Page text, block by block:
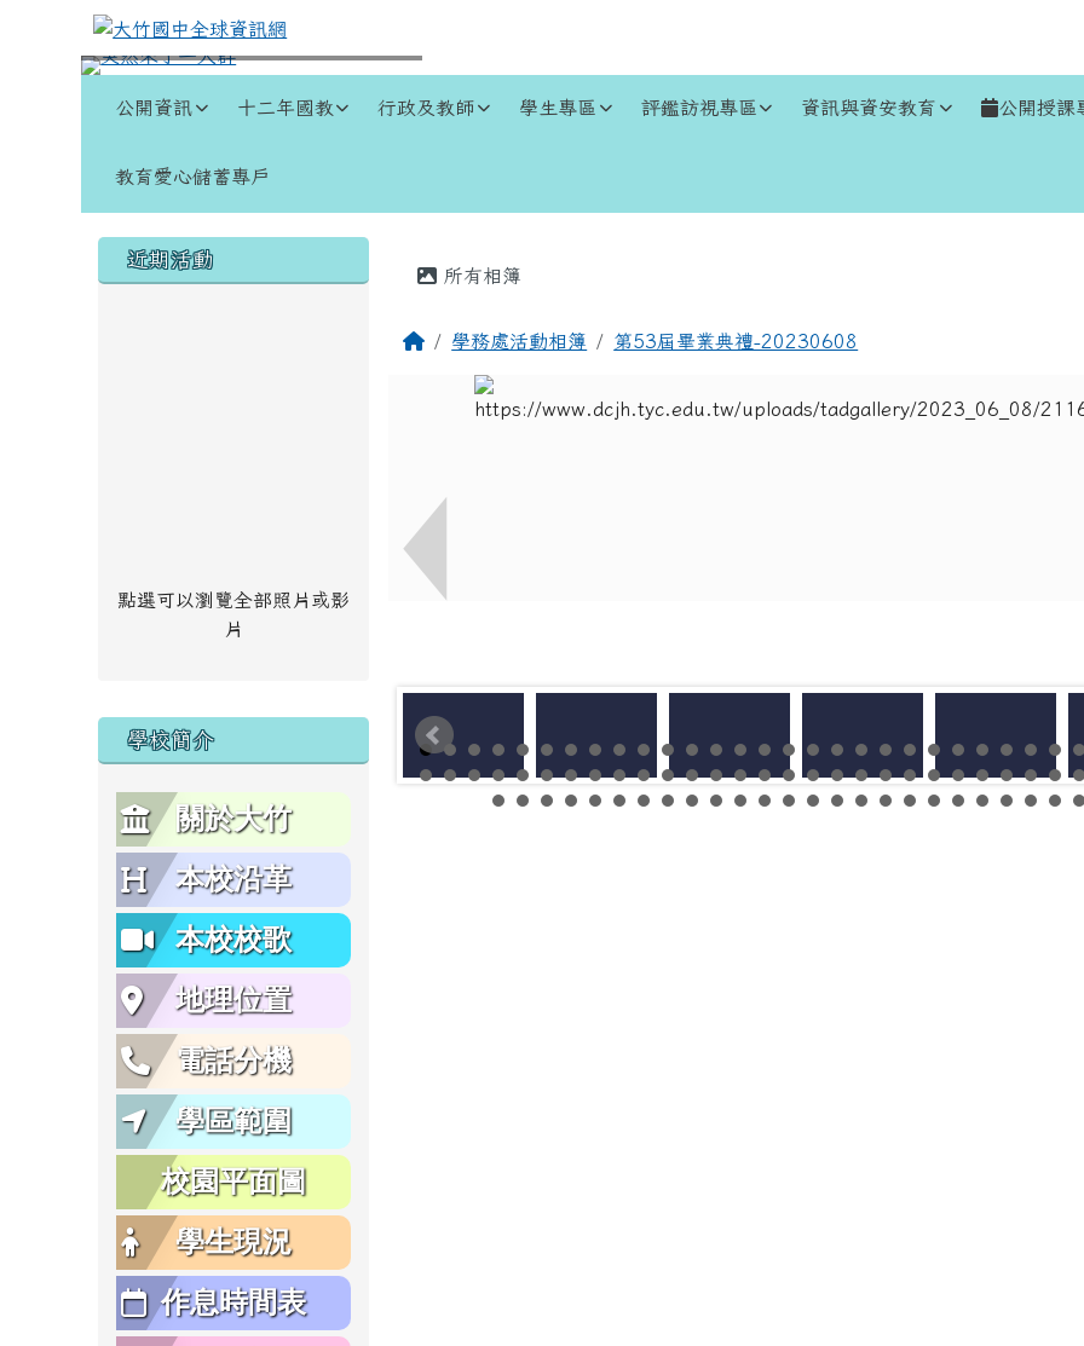
跳至主內容區
大竹國中全球資訊網
公開資訊 十二年國教 行政及教師 學生專區 評鑑訪視專區 資訊與資安教育 公開授課
教育愛心儲蓄專戶
左邊區域內容
近期活動
點選可以瀏覽全部照片或影
片
學校簡介
關於大竹
本校沿革
本校校歌
地理位置
電話分機
學區範圍
校園平面圖
學生現況
作息時間表
主內容區域
所有相簿
回首頁學務處活動相簿 第53屆畢業典禮-20230608
頁尾區域